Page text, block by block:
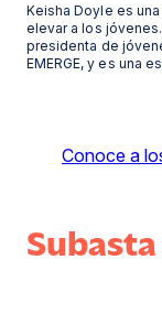
Keisha Doyle es
elevar a los
presidenta de
EMERGE, y es una
Conoce a
subasta